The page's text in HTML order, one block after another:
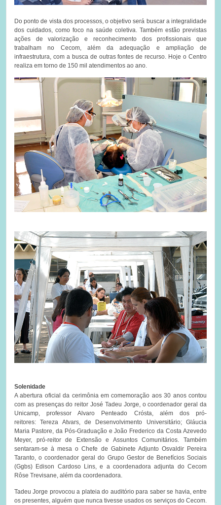
Do ponto de vista dos processos, o objetivo será buscar a integralidade
dos cuidados, como foco na saúde coletiva. Também estão previstas
ações de valorização e reconhecimento dos profissionais que
trabalham no Cecom, além da adequação e ampliação de
infraestrutura, com a busca de outras fontes de recurso. Hoje o Centro
realiza em torno de 150 mil atendimentos ao ano.
Solenidade
A abertura oficial da cerimônia em comemoração aos 30 anos contou
com as presenças do reitor José Tadeu Jorge, o coordenador geral da
Unicamp, professor Alvaro Penteado Crósta, além dos pró-
reitores: Tereza Atvars, de Desenvolvimento Universitário; Gláucia
Maria Pastore, da Pós-Graduação e João Frederico da Costa Azevedo
Meyer, pró-reitor de Extensão e Assuntos Comunitários. Também
sentaram-se à mesa o Chefe de Gabinete Adjunto Osvaldir Pereira
Taranto, o coordenador geral do Grupo Gestor de Benefícios Sociais
(Ggbs) Edison Cardoso Lins, e a coordenadora adjunta do Cecom
Rôse Trevisane, além da coordenadora.
Tadeu Jorge provocou a plateia do auditório para saber se havia, entre
os presentes, alguém que nunca tivesse usados os serviços do Cecom.